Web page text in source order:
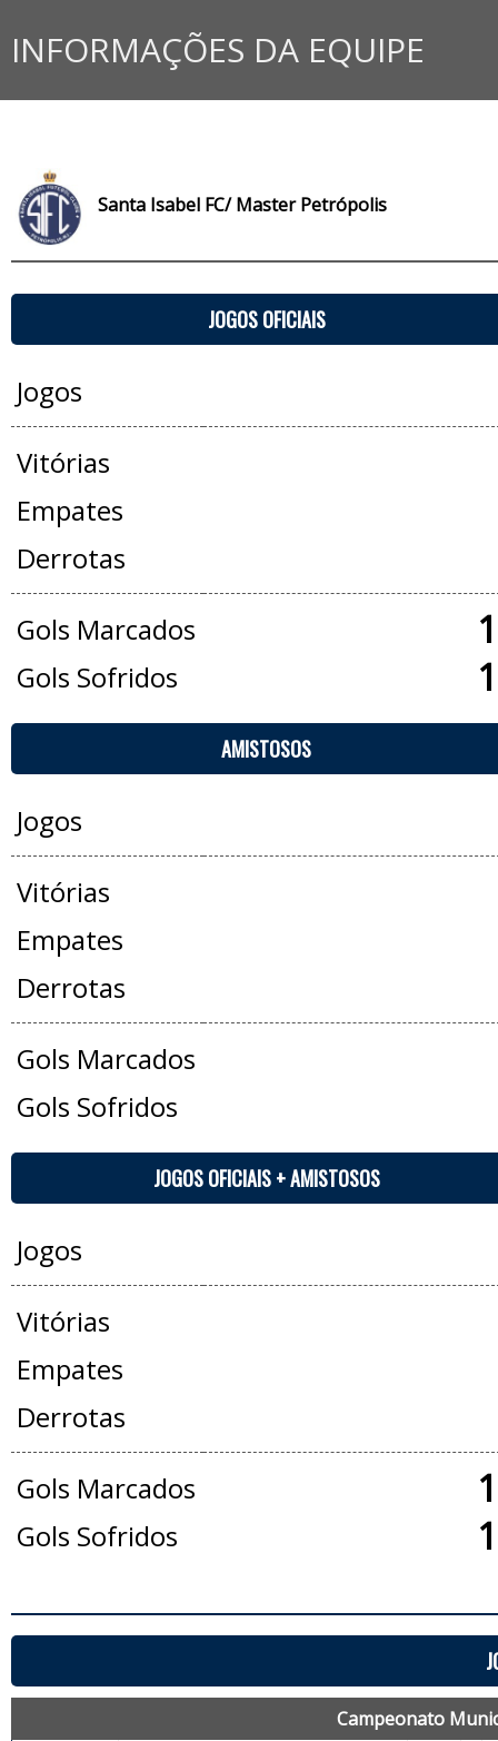
INFORMAÇÕES DA EQUIPE
Santa Isabel FC/ Master Petrópolis
JOGOS OFICIAIS
Jogos
Vitórias
Empates
Derrotas
Gols Marcados
Gols Sofridos
AMISTOSOS
Jogos
Vitórias
Empates
Derrotas
Gols Marcados
Gols Sofridos
JOGOS OFICIAIS + AMISTOSOS
Jogos
Vitórias
Empates
Derrotas
Gols Marcados
Gols Sofridos
Campeonato